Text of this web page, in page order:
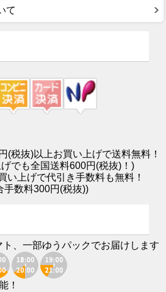
て
(税抜)以上お買い上げで送料無料！
でも全国送料600円(税抜)！)
い上げで代引き手数料も無料！
手数料300円(税抜))
、一部ゆうパックでお届けします
！